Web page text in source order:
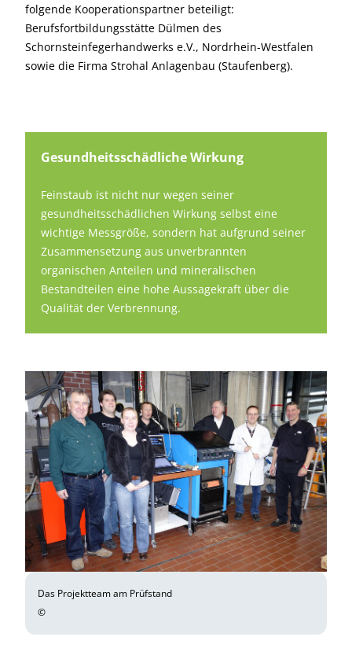
folgende Kooperationspartner beteiligt:
Berufsfortbildungsstätte Dülmen des
Schornsteinfegerhandwerks e.V., Nordrhein-Westfalen
sowie die Firma Strohal Anlagenbau (Staufenberg).
Gesundheitsschädliche Wirkung
Feinstaub ist nicht nur wegen seiner
gesundheitsschädlichen Wirkung selbst eine
wichtige Messgröße, sondern hat aufgrund seiner
Zusammensetzung aus unverbrannten
organischen Anteilen und mineralischen
Bestandteilen eine hohe Aussagekraft über die
Qualität der Verbrennung.
Das Projektteam am Prüfstand
©